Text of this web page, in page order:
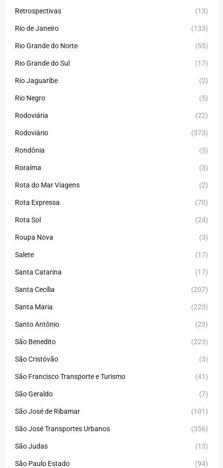
Retrospectivas (13)
Rio de Janeiro (133)
Rio Grande do Norte (55)
Rio Grande do Sul (17)
Rio Jaguaribe (2)
Rio Negro (5)
Rodoviária (22)
Rodoviário (373)
Rondônia (5)
Roraíma (3)
Rota do Mar Viagens (2)
Rota Expressa (70)
Rota Sol (24)
Roupa Nova (3)
Salete (17)
Santa Catarina (17)
Santa Cecília (207)
Santa Maria (223)
Santo Antônio (23)
São Benedito (223)
São Cristóvão (3)
São Francisco Transporte e Turismo (41)
São Geraldo (7)
São José de Ribamar (101)
São José Transportes Urbanos (356)
São Judas (13)
São Paulo Estado (94)